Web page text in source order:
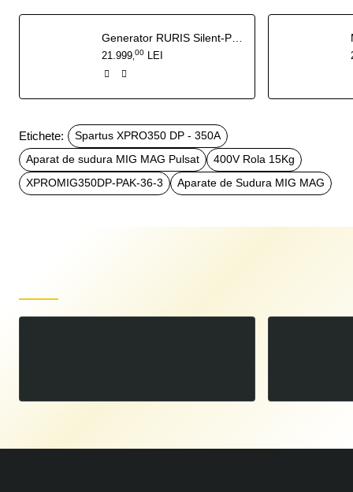
21.999 00 LEI
Etichete:
Spartus XPRO350 DP - 350A
Aparat de sudura MIG MAG Pulsat
400V Rola 15Kg
XPROMIG350DP-PAK-36-3
Aparate de Sudura MIG MAG